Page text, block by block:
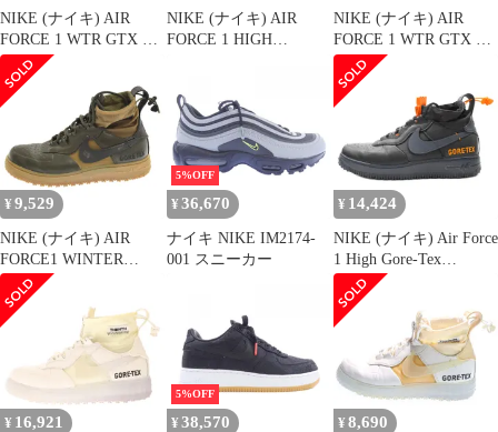
NIKE (ナイキ) AIR
FORCE 1 WTR GTX エ
アフォース ゴアテック
ス ハイカットスニーカ
ー ホワイト US9/27cm
CQ7211-002
NIKE (ナイキ) AIR
FORCE 1 HIGH
ス1 ウィンター ゴアテ
ックス セコイア ハイカ
ットスニーカー ブラッ
ク/カーキ US9.5/27.5cm
CQ7211-300
NIKE (ナイキ) AIR
FORCE 1 WTR GTX エ
アフォース ゴアテック
ス ハイカットスニーカ
ー ホワイト
US8.5/26.5cm CQ7211-
002
¥ 9,529
NIKE (ナイキ) AIR
FORCE1 WINTER
GORE-TEX sequoia
CQ7211-300 エアフォー
ス 1 ウインター ゴアテ
ックス US8/26cm
5%OFF
¥ 36,670
ナイキ NIKE IM2174-
001 スニーカー
¥ 14,424
NIKE (ナイキ) Air Force
1 High Gore-Tex
Thunder Blue/Bright
Ceramic CQ7211-001 エ
アフォース1 ハイ ゴア
テックス ハイカットス
ニーカー
US10.5/28.5cm ブラッ
ク
¥ 16,921
5%OFF
¥ 38,570 ¥ 8,690